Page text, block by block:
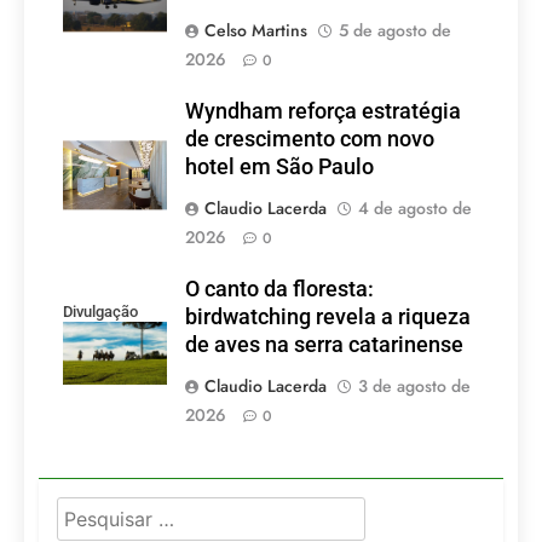
Celso Martins
5 de agosto de
2026
0
Wyndham reforça estratégia
de crescimento com novo
hotel em São Paulo
Claudio Lacerda
4 de agosto de
2026
0
Divulgação
O canto da floresta:
birdwatching revela a riqueza
de aves na serra catarinense
Claudio Lacerda
3 de agosto de
2026
0
Pesquisar